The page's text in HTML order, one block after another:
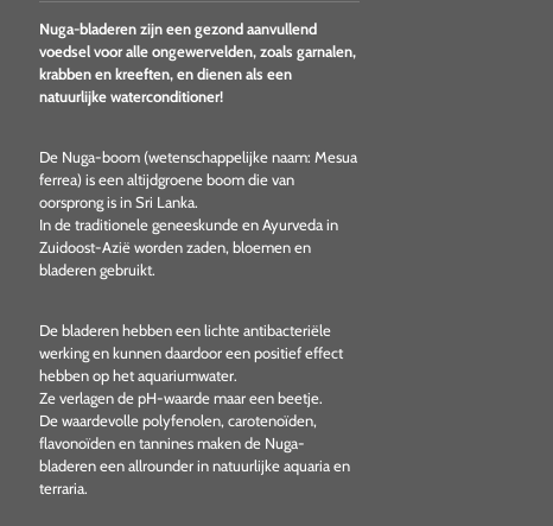
Nuga-bladeren zijn een gezond aanvullend
voedsel voor alle ongewervelden, zoals garnalen,
krabben en kreeften, en dienen als een
natuurlijke waterconditioner!
De Nuga-boom (wetenschappelijke naam: Mesua
ferrea) is een altijdgroene boom die van
oorsprong is in Sri Lanka.
In de traditionele geneeskunde en Ayurveda in
Zuidoost-Azië worden zaden, bloemen en
bladeren gebruikt.
De bladeren hebben een lichte antibacteriële
werking en kunnen daardoor een positief effect
hebben op het aquariumwater.
Ze verlagen de pH-waarde maar een beetje.
De waardevolle polyfenolen, carotenoïden,
flavonoïden en tannines maken de Nuga-
bladeren een allrounder in natuurlijke aquaria en
terraria.